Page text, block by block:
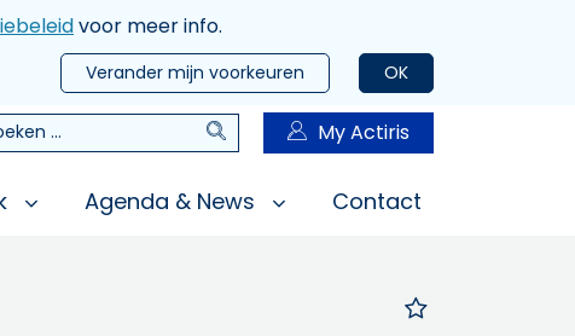
voor meer info.
OK
Verander mijn voorkeuren
Zoeken My Actiris
Agenda & News Contact